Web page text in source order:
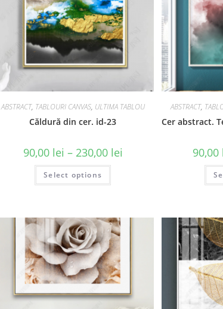
ABSTRACT, TABLOURI CANVAS, ULTIMA TABLOU
Căldură din cer. id-23
90,00 lei – 230,00 lei
Select options
ABSTRACT,
Cer abstract.
90,00